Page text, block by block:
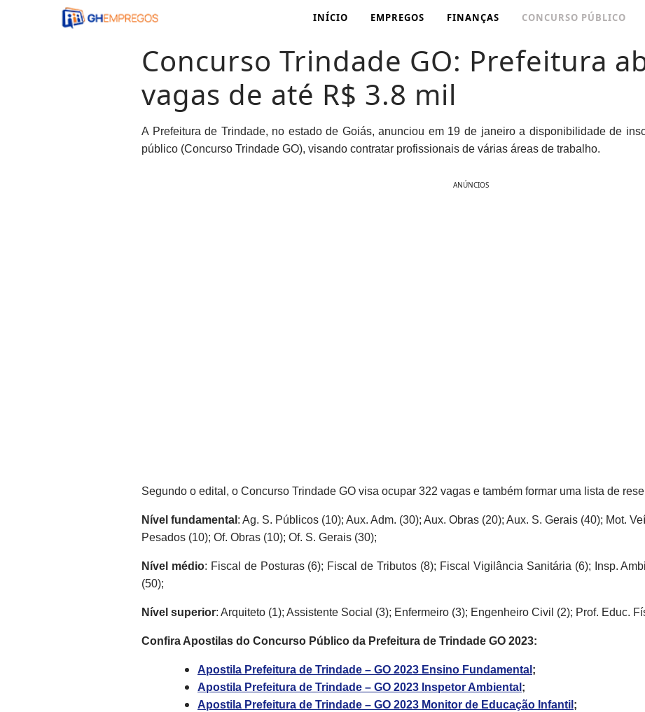
INÍCIO EMPREGOS FINANÇAS CONCURSO PÚBLICO
Concurso Trindade GO: Prefeitura
vagas de até R$ 3.8 mil
A Prefeitura de Trindade, no estado de Goiás, anunciou em 19 de janeiro a disponibilidade de
público (Concurso Trindade GO), visando contratar profissionais de várias áreas de trabalho.
ANÚNCIOS
Segundo o edital, o Concurso Trindade GO visa ocupar 322 vagas e também formar uma lista de
Nível fundamental : Ag. S. Públicos (10); Aux. Adm. (30); Aux. Obras (20); Aux. S. Gerais (40); Mot.
Pesados (10); Of. Obras (10); Of. S. Gerais (30);
Nível médio: Fiscal de Posturas (6); Fiscal de Tributos (8); Fiscal Vigilância Sanitária (6); Insp.
(50);
Nível superior: Arquiteto (1); Assistente Social (3); Enfermeiro (3); Engenheiro Civil (2); Prof. Educ.
Confira Apostilas do Concurso Público da Prefeitura de Trindade GO 2023:
Apostila Prefeitura de Trindade – GO 2023 Ensino Fundamental ;
Apostila Prefeitura de Trindade – GO 2023 Inspetor Ambiental ;
Apostila Prefeitura de Trindade – GO 2023 Monitor de Educação Infantil ;